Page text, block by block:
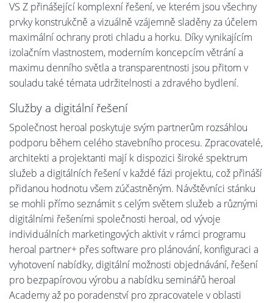
VS Z přinášející komplexní řešení, ve kterém jsou všechny
prvky konstrukčně a vizuálně vzájemně sladěny za účelem
maximální ochrany proti chladu a horku. Díky vynikajícím
izolačním vlastnostem, moderním koncepcím větrání a
maximu denního světla a transparentnosti jsou přitom v
souladu také témata udržitelnosti a zdravého bydlení.
Služby a digitální řešení
Společnost heroal poskytuje svým partnerům rozsáhlou
podporu během celého stavebního procesu. Zpracovatelé,
architekti a projektanti mají k dispozici široké spektrum
služeb a digitálních řešení v každé fázi projektu, což přináší
přidanou hodnotu všem zúčastněným. Návštěvníci stánku
se mohli přímo seznámit s celým světem služeb a různými
digitálními řešeními společnosti heroal, od vývoje
individuálních marketingových aktivit v rámci programu
heroal partner+ přes software pro plánování, konfiguraci a
vyhotovení nabídky, digitální možnosti objednávání, řešení
pro bezpapírovou výrobu a nabídku seminářů heroal
Academy až po poradenství pro zpracovatele v oblasti